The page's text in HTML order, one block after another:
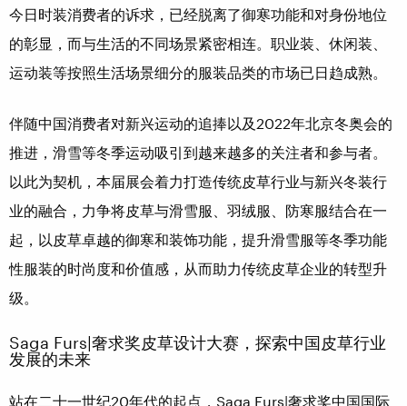
今日时装消费者的诉求，已经脱离了御寒功能和对身份地位
的彰显，而与生活的不同场景紧密相连。职业装、休闲装、
运动装等按照生活场景细分的服装品类的市场已日趋成熟。
伴随中国消费者对新兴运动的追捧以及2022年北京冬奥会的
推进，滑雪等冬季运动吸引到越来越多的关注者和参与者。
以此为契机，本届展会着力打造传统皮草行业与新兴冬装行
业的融合，力争将皮草与滑雪服、羽绒服、防寒服结合在一
起，以皮草卓越的御寒和装饰功能，提升滑雪服等冬季功能
性服装的时尚度和价值感，从而助力传统皮草企业的转型升
级。
Saga Furs|奢求奖皮草设计大赛，探索中国皮草行业
发展的未来
站在二十一世纪20年代的起点，Saga Furs|奢求奖中国国际